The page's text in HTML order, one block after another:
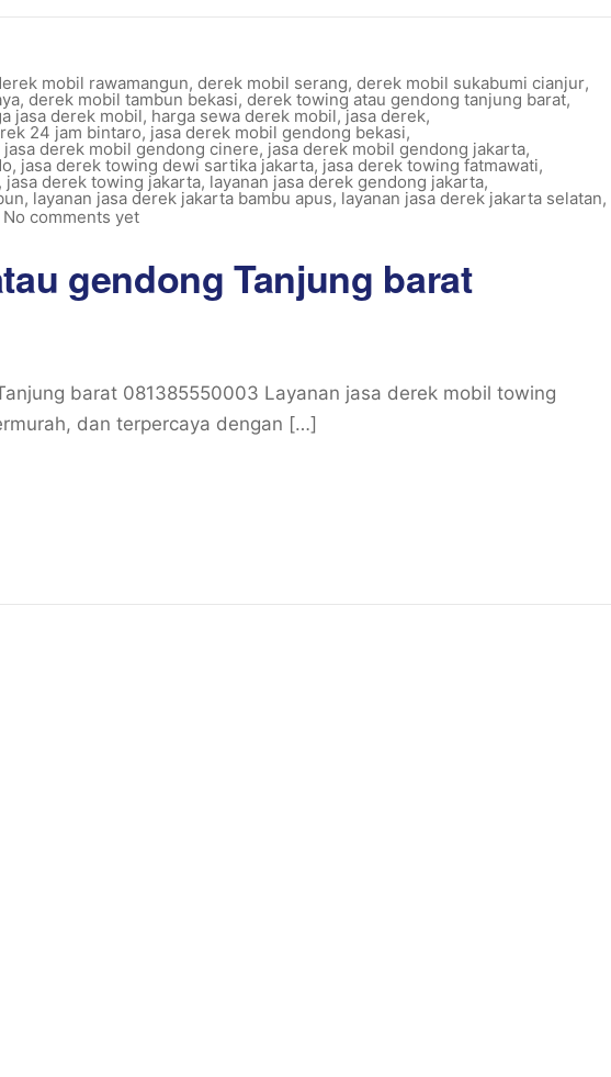
mobil rawamangun, derek mobil serang, derek mobil sukabumi cianjur,
, derek mobil tambun bekasi, derek towing atau gendong tanjung barat,
jasa derek mobil, harga sewa derek mobil,jasa derek,
24 jam bintaro, jasa derek mobil gendong bekasi,
jasa derek mobil gendong cinere, jasa derek mobil gendong jakarta,
, jasa derek towing dewi sartika jakarta, jasa derek towing fatmawati,
, jasa derek towing jakarta, layanan jasa derek gendong jakarta,
, layanan jasa derek jakarta bambu apus, layanan jasa derek jakarta selatan,
No comments yet
gendong Tanjung barat
barat 081385550003 Layanan jasa derek mobil towing
dan terpercaya dengan […]